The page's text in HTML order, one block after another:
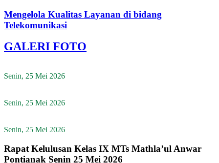
Mengelola Kualitas Layanan di bidang
Telekomunikasi
GALERI FOTO
Senin, 25 Mei 2026
Senin, 25 Mei 2026
Senin, 25 Mei 2026
Rapat Kelulusan Kelas IX MTs Mathla’ul Anwar
Pontianak Senin 25 Mei 2026